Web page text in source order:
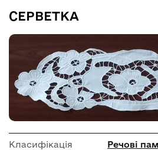
СЕРВЕТКА
Класифікація Речові